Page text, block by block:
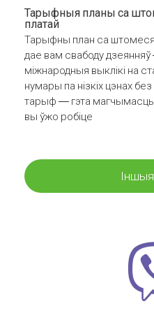
Тарыфныя планы са
платай
Тарыфны план са
дае вам свабоду
міжнародныя выклікі на
нумары па нізкіх цэнах
тарыф — гэта магчымасць
вы ўжо робіце